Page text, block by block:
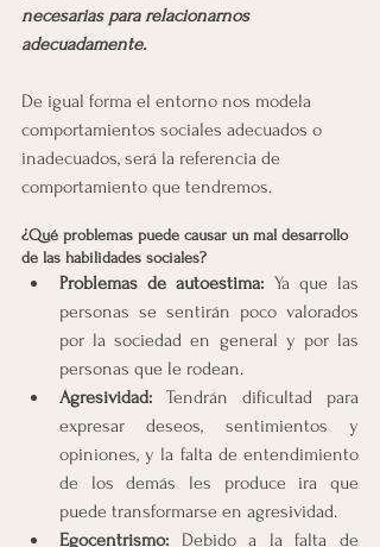
necesarias para relacionarnos
adecuadamente.
De igual forma el entorno nos modela
comportamientos sociales adecuados o
inadecuados, será la referencia de
comportamiento que tendremos.
¿Qué problemas puede causar un mal desarrollo
de las habilidades sociales?
Problemas de autoestima: Ya que las
personas se sentirán poco valorados
por la sociedad en general y por las
personas que le rodean.
Agresividad: Tendrán dificultad para
expresar deseos, sentimientos y
opiniones, y la falta de entendimiento
de los demás les produce ira que
puede transformarse en agresividad.
Egocentrismo: Debido a la falta de